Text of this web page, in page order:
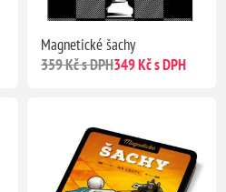
Magnetické šachy
359 Kč s DPH349 Kč s DPH